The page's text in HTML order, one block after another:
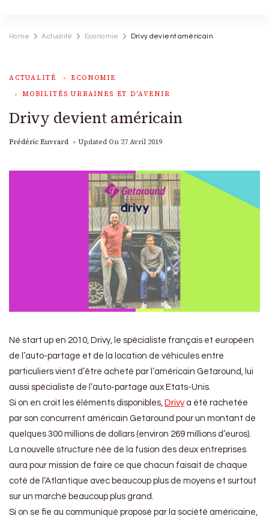
Home Actualité Economie Drivy devient américain
ACTUALITÉ
ECONOMIE
MOBILITÉS URBAINES ET D'AVENIR
Drivy devient américain
Frédéric Euvrard Updated On 27 Avril 2019
Né start up en 2010, Drivy, le spécialiste français et européen
de l’auto-partage et de la location de véhicules entre
particuliers vient d’être acheté par l’américain Getaround, lui
aussi spécialiste de l’auto-partage aux Etats-Unis.
Si on en croit les éléments disponibles, Drivya été rachetée
par son concurrent américain Getaround pour un montant de
quelques 300 millions de dollars (environ 269 millions d’euros).
La nouvelle structure née de la fusion des deux entreprises
aura pour mission de faire ce que chacun faisait de chaque
coté de l’Atlantique avec beaucoup plus de moyens et surtout
sur un marché beaucoup plus grand.
Si on se fie au communiqué proposé par la société américaine,